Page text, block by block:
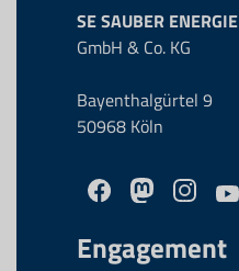
SE SAUBER ENERGIE
GmbH & Co. KG
Bayenthalgürtel 9
50968 Köln
Engagement